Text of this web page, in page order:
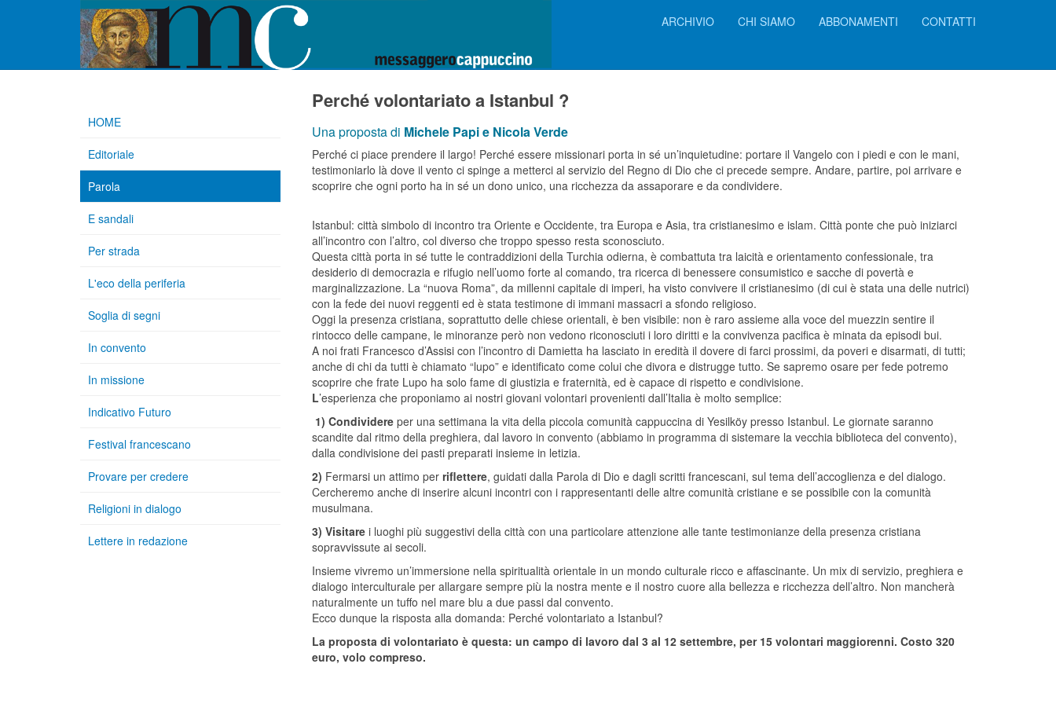
ARCHIVIO CHI SIAMO ABBONAMENTI CONTATTI
Perché volontariato a Istanbul ?
Una proposta di Michele Papi e Nicola Verde
Perché ci piace prendere il largo! Perché essere missionari porta in sé un’inquietudine: portare il Vangelo con i piedi e con le mani,
testimoniarlo là dove il vento ci spinge a metterci al servizio del Regno di Dio che ci precede sempre. Andare, partire, poi arrivare e
scoprire che ogni porto ha in sé un dono unico, una ricchezza da assaporare e da condividere.
Istanbul: città simbolo di incontro tra Oriente e Occidente, tra Europa e Asia, tra cristianesimo e islam. Città ponte che può iniziarci
all’incontro con l’altro, col diverso che troppo spesso resta sconosciuto.
Questa città porta in sé tutte le contraddizioni della Turchia odierna, è combattuta tra laicità e orientamento confessionale, tra
desiderio di democrazia e rifugio nell’uomo forte al comando, tra ricerca di benessere consumistico e sacche di povertà e
marginalizzazione. La “nuova Roma”, da millenni capitale di imperi, ha visto convivere il cristianesimo (di cui è stata una delle nutrici)
con la fede dei nuovi reggenti ed è stata testimone di immani massacri a sfondo religioso.
Oggi la presenza cristiana, soprattutto delle chiese orientali, è ben visibile: non è raro assieme alla voce del muezzin sentire il
rintocco delle campane, le minoranze però non vedono riconosciuti i loro diritti e la convivenza pacifica è minata da episodi bui.
A noi frati Francesco d’Assisi con l’incontro di Damietta ha lasciato in eredità il dovere di farci prossimi, da poveri e disarmati, di tutti;
anche di chi da tutti è chiamato “lupo” e identificato come colui che divora e distrugge tutto. Se sapremo osare per fede potremo
scoprire che frate Lupo ha solo fame di giustizia e fraternità, ed è capace di rispetto e condivisione.
L’esperienza che proponiamo ai nostri giovani volontari provenienti dall’Italia è molto semplice:
1) Condividere per una settimana la vita della piccola comunità cappuccina di Yesilköy presso Istanbul. Le giornate saranno
scandite dal ritmo della preghiera, dal lavoro in convento (abbiamo in programma di sistemare la vecchia biblioteca del convento),
dalla condivisione dei pasti preparati insieme in letizia.
2) Fermarsi un attimo per riflettere, guidati dalla Parola di Dio e dagli scritti francescani, sul tema dell’accoglienza e del dialogo.
Cercheremo anche di inserire alcuni incontri con i rappresentanti delle altre comunità cristiane e se possibile con la comunità
musulmana.
3) Visitare i luoghi più suggestivi della città con una particolare attenzione alle tante testimonianze della presenza cristiana
sopravvissute ai secoli.
Insieme vivremo un’immersione nella spiritualità orientale in un mondo culturale ricco e affascinante. Un mix di servizio, preghiera e
dialogo interculturale per allargare sempre più la nostra mente e il nostro cuore alla bellezza e ricchezza dell’altro. Non mancherà
naturalmente un tuffo nel mare blu a due passi dal convento.
Ecco dunque la risposta alla domanda: Perché volontariato a Istanbul?
La proposta di volontariato è questa: un campo di lavoro dal 3 al 12 settembre, per 15 volontari maggiorenni. Costo 320
euro, volo compreso.
HOME
Editoriale
Parola
E sandali
Per strada
L'eco della periferia
Soglia di segni
In convento
In missione
Indicativo Futuro
Festival francescano
Provare per credere
Religioni in dialogo
Lettere in redazione